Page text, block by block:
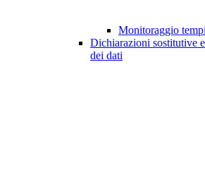
Monitoraggio
Dichiarazioni sostitutive
dei dati